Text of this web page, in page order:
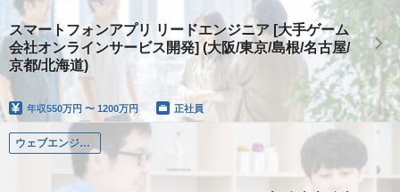
スマートフォンアプリ リードエンジニア [大手ゲーム
会社オンラインサービス開発] (大阪/東京/島根/名古屋/
京都/北海道)
年収550万円 〜 1200万円 正社員
ウェブエンジニア